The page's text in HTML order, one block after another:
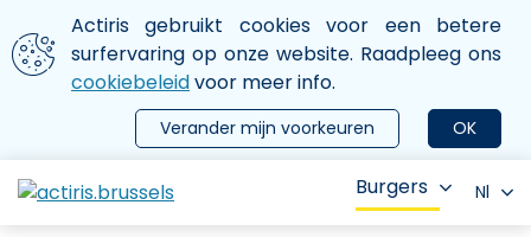
Aller au contenu principal
We gebruiken cookies
Actiris gebruikt cookies voor een betere
surfervaring op onze website. Raadpleeg ons
cookiebeleidvoor meer info.
OK
Verander mijn voorkeuren
le menu
Burgers Nl